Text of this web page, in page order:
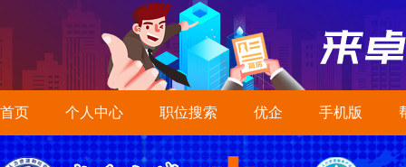
首页 个人中心 职位搜索 优企 手机版